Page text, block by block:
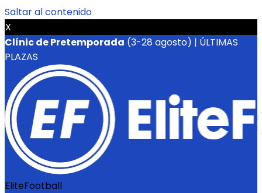
Saltar al contenido
X
Clínic de Pretemporada (3-28 agosto) | ÚLTIMAS
PLAZAS
EliteFootball